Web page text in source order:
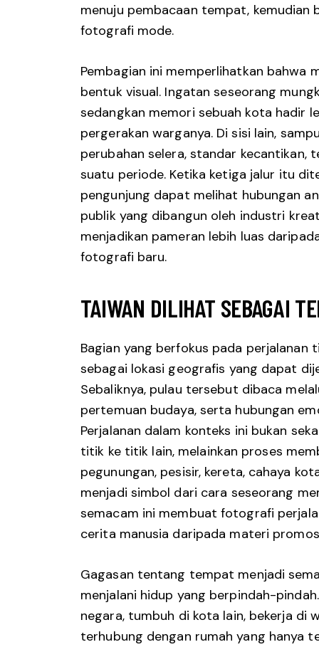
menuju pembacaan tempat, kemudian
fotografi mode.
Pembagian ini memperlihatkan bahwa
bentuk visual. Ingatan seseorang
sedangkan memori sebuah kota hadir
pergerakan warganya. Di sisi lain,
perubahan selera, standar kecantikan,
suatu periode. Ketika ketiga jalur itu
pengunjung dapat melihat hubungan
publik yang dibangun oleh industri
menjadikan pameran lebih luas
fotografi baru.
TAIWAN DILIHAT SEBAGAI
Bagian yang berfokus pada perjalanan
sebagai lokasi geografis yang dapat
Sebaliknya, pulau tersebut dibaca
pertemuan budaya, serta hubungan
Perjalanan dalam konteks ini bukan
titik ke titik lain, melainkan proses
pegunungan, pesisir, kereta, cahaya
menjadi simbol dari cara seseorang
semacam ini membuat fotografi
cerita manusia daripada materi
Gagasan tentang tempat menjadi
menjalani hidup yang berpindah-
negara, tumbuh di kota lain, bekerja di
terhubung dengan rumah yang hanya